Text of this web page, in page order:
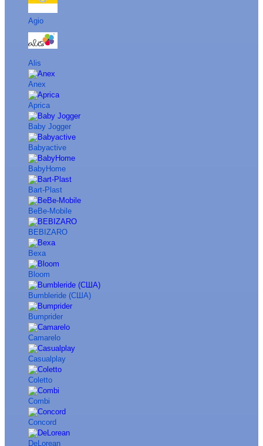
Agio
Alis
Anex
Aprica
Baby Jogger
Babyactive
BabyHome
Bart-Plast
BeBe-Mobile
BEBIZARO
Bexa
Bloom
Bumbleride (США)
Bumprider
Camarelo
Casualplay
Coletto
Combi
Concord
DeLorean